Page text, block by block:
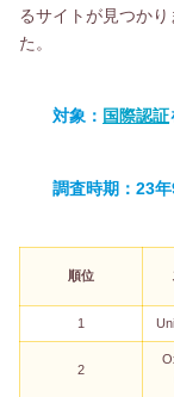
るサイトが見つか
た。
対象： 国際認証
調査時期：23
順位
1
2